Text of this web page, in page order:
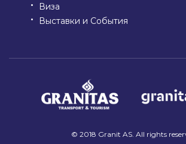
Виза
Выставки и События
© 2018 Granit AS. All rights